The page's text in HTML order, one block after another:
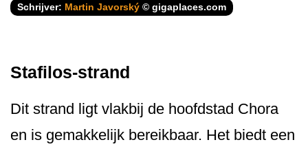
Schrijver: Martin Javorský © gigaplaces.com
Stafilos-strand
Dit strand ligt vlakbij de hoofdstad Chora
en is gemakkelijk bereikbaar. Het biedt een